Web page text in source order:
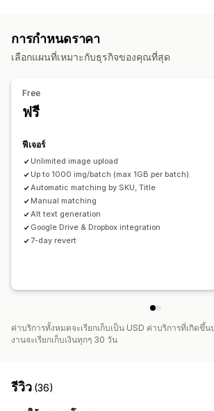
การเพิ่มประสิทธิภาพรูปภาพ
ความช่วยเหลือด้าน AI
นำเข้าและส่งออก CSV
การควบคุมคุณภาพ ข้อความแสดงแทน
การครอบตัด
การกำหนดราคา
เลือกแผนที่เหมาะกับธุรกิจของคุณที่สุด
Free
ฟรี
ฟีเจอร์
Unlimited image upload
Up to 1000 img/batch (max 1GB per batch)
Automatic matching by SKU, Title
Manual matching
Alt text generation
Google Drive & Dropbox integration
7-day revert
ค่าบริการทั้งหมดจะเรียกเก็บเป็น USD ค่าบริการที่เกิดขึ้
งานจะเรียกเก็บเงินทุกๆ 30 วัน
รีวิว (36)